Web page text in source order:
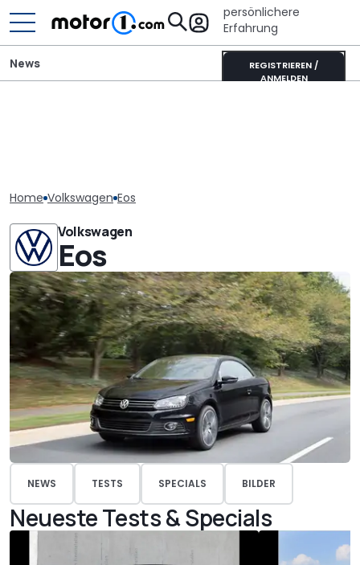
persönlichere
Erfahrung
REGISTRIEREN /
ANMELDEN
News
Home Volkswagen Eos
Volkswagen
Eos
NEWS TESTS SPECIALS BILDER
Neueste Tests & Specials